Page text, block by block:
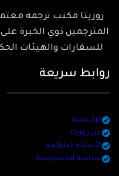
روزيتا مكتب ترجمة
المترجمين ذوي الخبرة
للسفارات والهيئات
روابط سريعة
الرئيسية
عن روزيتا
الأسئلة الشائعة
سياسة الخصوصية